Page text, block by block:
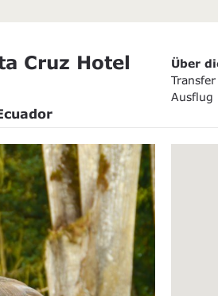
Cruz Hotel
Über
Ausflug